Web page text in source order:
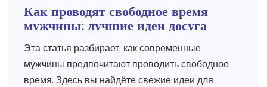
Как проводят свободное время
мужчины: лучшие идеи досуга
Эта статья разбирает, как современные
мужчины предпочитают проводить свободное
время. Здесь вы найдёте свежие идеи для